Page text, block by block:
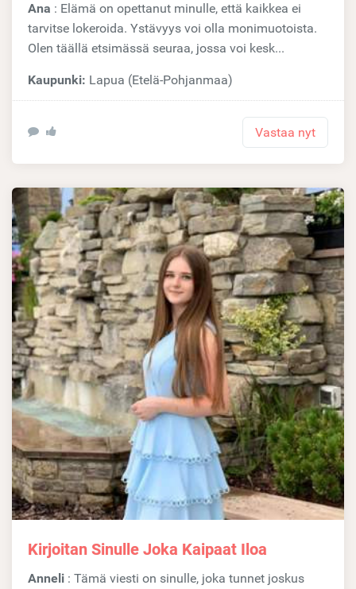
Ana : Elämä on opettanut minulle, että kaikkea ei
tarvitse lokeroida. Ystävyys voi olla monimuotoista.
Olen täällä etsimässä seuraa, jossa voi kesk...
Kaupunki: Lapua (Etelä-Pohjanmaa)
Vastaa nyt
Kirjoitan Sinulle Joka Kaipaat Iloa
Anneli : Tämä viesti on sinulle, joka tunnet joskus